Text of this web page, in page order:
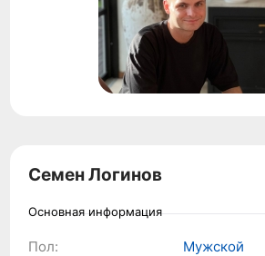
Семен Логинов
Основная информация
Пол:
Мужской